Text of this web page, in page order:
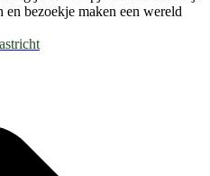
bezoekje maken een wereld